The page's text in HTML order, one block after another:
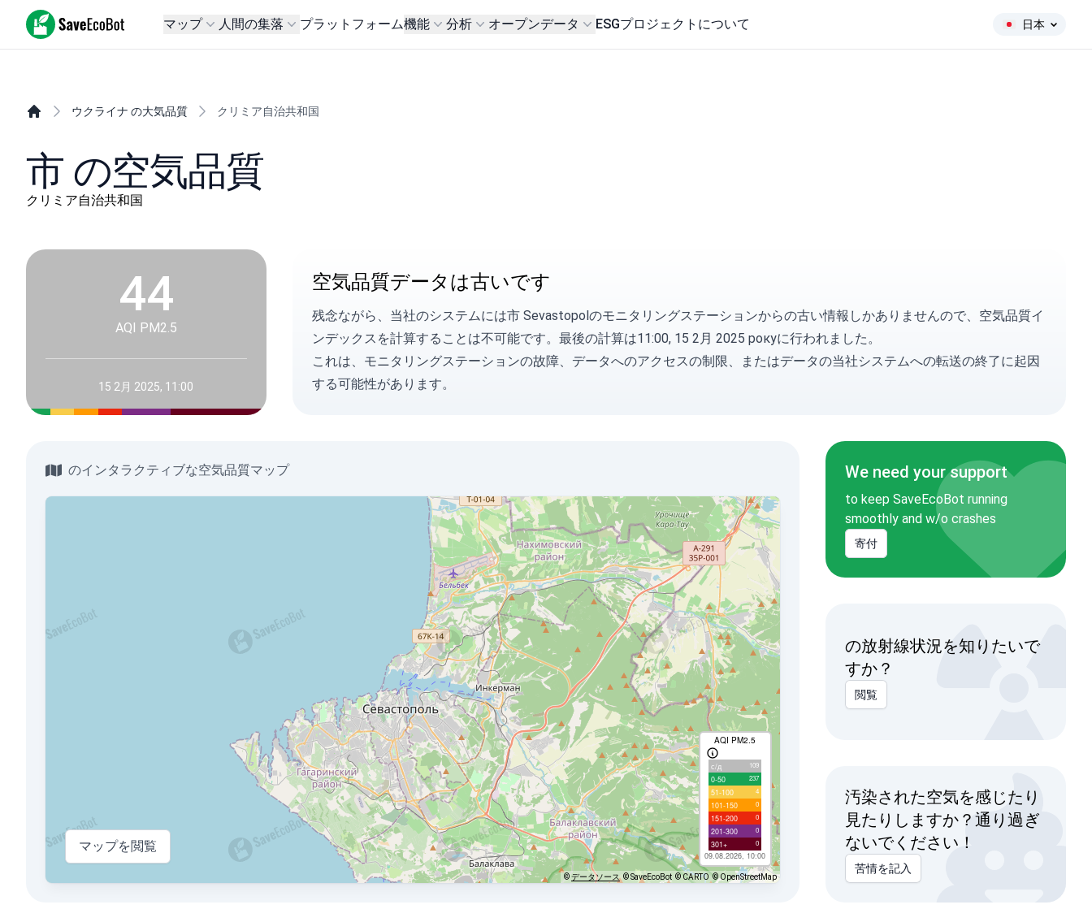
SaveEcoBot マップ 人間の集落 プラットフォーム機能 分析 オープンデータ ESGプロジェクトについて 日本
ウクライナ の大気品質 クリミア自治共和国
市 の空気品質
クリミア自治共和国
44
AQI PM2.5
15 2月 2025, 11:00
空気品質データは古いです
残念ながら、当社のシステムには市 Sevastopolのモニタリングステーションからの古い情報しかありませんので、空気品質イ
ンデックスを計算することは不可能です。最後の計算は11:00, 15 2月 2025 рокуに行われました。
これは、モニタリングステーションの故障、データへのアクセスの制限、またはデータの当社システムへの転送の終了に起因
する可能性があります。
のインタラクティブな空気品質マップ
AQI PM2.5
с/д 109
0-50 237
51-100 4
101-150 0
151-200 0
201-300 0
301+ 0
09.08.2026, 10:00
マップを閲覧
©データソース © SaveEcoBot © CARTO © OpenStreetMap
We need your support
to keep SaveEcoBot running
smoothly and w/o crashes
寄付
の放射線状況を知りたいで
すか？
閲覧
汚染された空気を感じたり
見たりしますか？通り過ぎ
ないでください！
苦情を記入